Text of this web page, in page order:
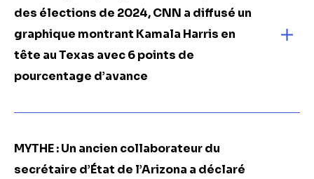
des élections de 2024, CNN a diffusé un
graphique montrant Kamala Harris en
tête au Texas avec 6 points de
pourcentage d’avance
MYTHE : Un ancien collaborateur du
secrétaire d’État de l’Arizona a déclaré